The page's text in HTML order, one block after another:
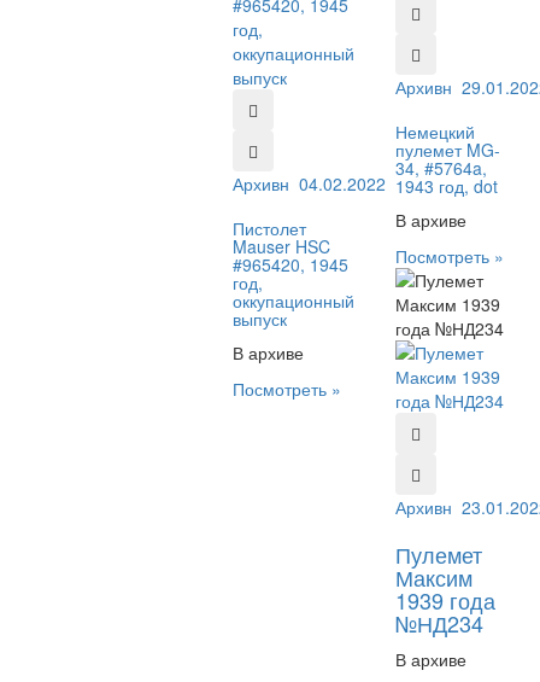
Архивный №:965420
04.02.2022
Пистолет
Mauser HSC
#965420, 1945
год,
оккупационный
выпуск
В архиве
Посмотреть »
Архивный №:
Немецкий
пулемет MG-
34, #5764a,
1943 год, dot
В архиве
Посмотреть »
Архивный №:
Пулемет
Максим
1939 года
№НД234
В архиве